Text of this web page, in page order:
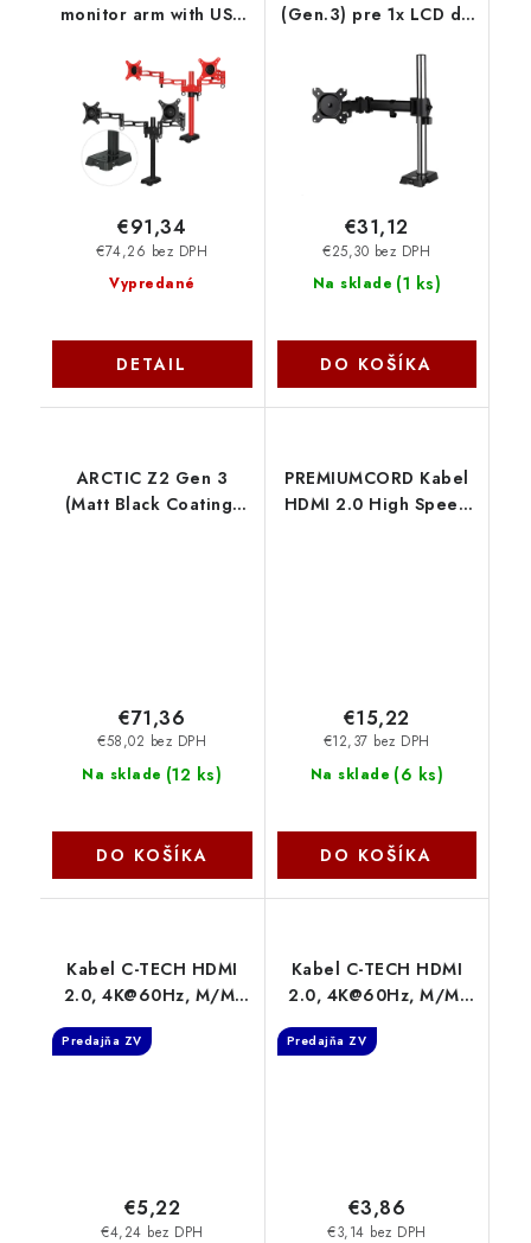
monitor arm with USB
MA008-GBA01 Arctic
Cooling
Vypredané
€74,26 bez DPH
€91,34
DETAIL
(Gen.3) pre 1x LCD do
USB HUB, čierny
AEMNT00052A Artic
Cooling
Na sklade (1 ks)
€25,30 bez DPH
€31,12
DO KOŠÍKA
ARCTIC Z2 Gen 3
(Matt Black Coating)
Na sklade (12 ks)
€58,02 bez DPH
€71,36
DO KOŠÍKA
PREMIUMCORD Kabel
HDMI 2.0 High Speed
Na sklade (6 ks)
€12,37 bez DPH
€15,22
DO KOŠÍKA
Kabel C-TECH HDMI
2.0, 4K@60Hz, M/M,
Predajňa ZV
€4,24 bez DPH
€5,22
Kabel C-TECH HDMI
2.0, 4K@60Hz, M/M,
Predajňa ZV
€3,14 bez DPH
€3,86